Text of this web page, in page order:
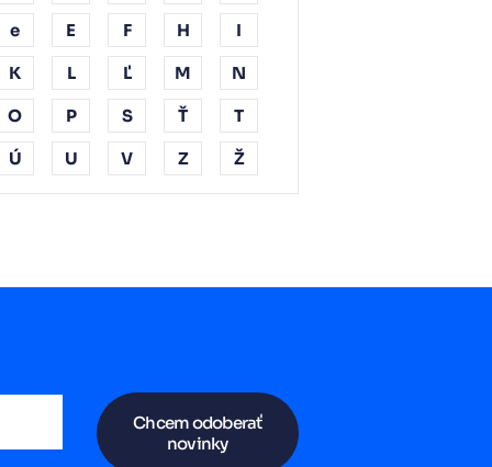
e E F H I
K L Ľ M N
O P S Ť T
Ú U V Z Ž
Chcem odoberať
novinky